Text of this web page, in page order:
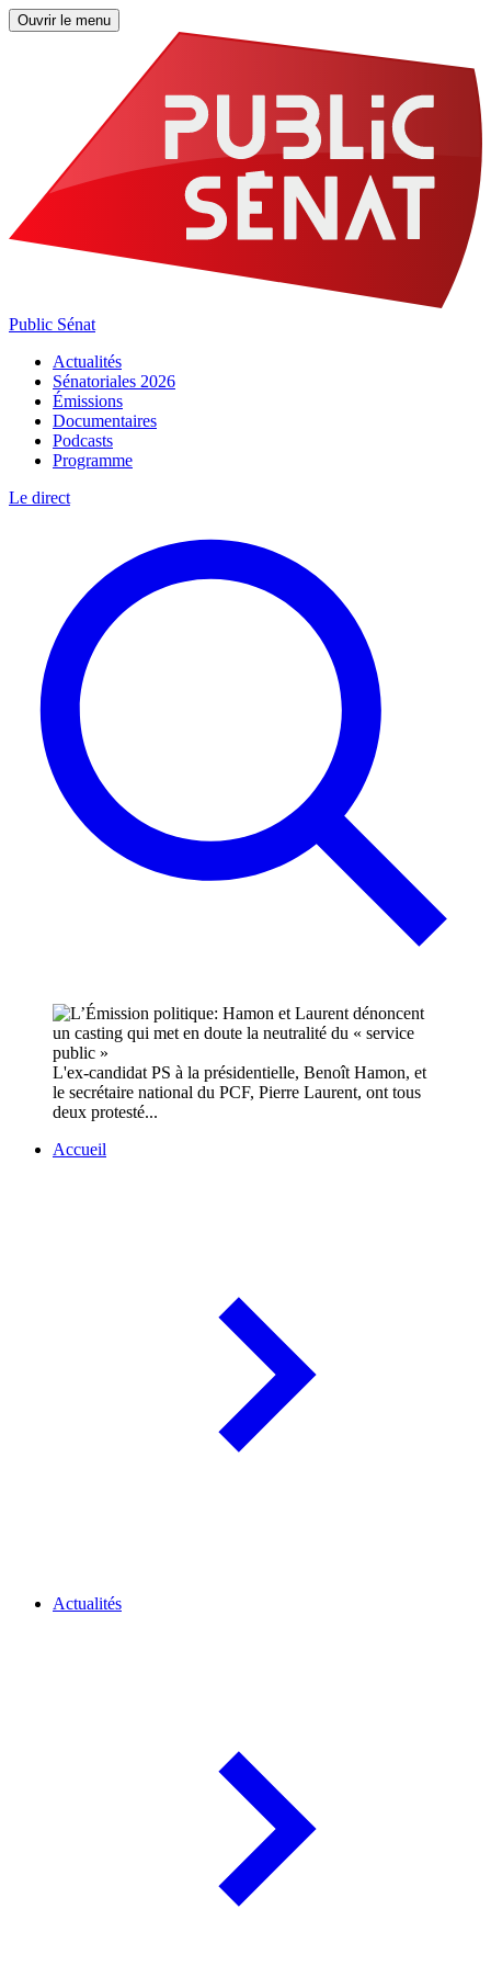
Ouvrir le menu
Public Sénat
Actualités
Sénatoriales 2026
Émissions
Documentaires
Podcasts
Programme
Le direct
L'ex-candidat PS à la présidentielle, Benoît Hamon, et
le secrétaire national du PCF, Pierre Laurent, ont tous
deux protesté...
Accueil
Actualités